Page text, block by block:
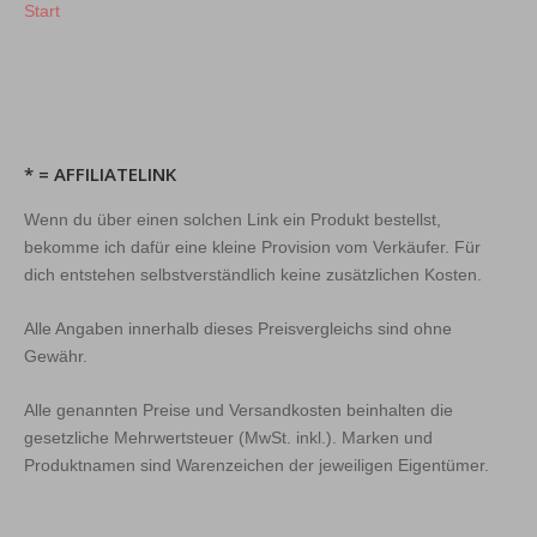
Start
* = AFFILIATELINK
Wenn du über einen solchen Link ein Produkt bestellst,
bekomme ich dafür eine kleine Provision vom Verkäufer. Für
dich entstehen selbstverständlich keine zusätzlichen Kosten.
Alle Angaben innerhalb dieses Preisvergleichs sind ohne
Gewähr.
Alle genannten Preise und Versandkosten beinhalten die
gesetzliche Mehrwertsteuer (MwSt. inkl.). Marken und
Produktnamen sind Warenzeichen der jeweiligen Eigentümer.